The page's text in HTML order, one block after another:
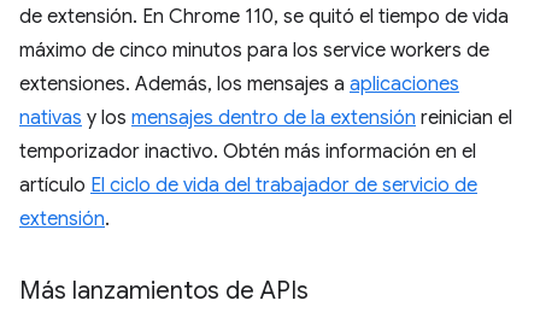
de extensión. En Chrome 110, se quitó el tiempo de vida
máximo de cinco minutos para los service workers de
extensiones. Además, los mensajes a aplicaciones
nativas y los mensajes dentro de la extensión reinician el
temporizador inactivo. Obtén más información en el
artículo El ciclo de vida del trabajador de servicio de
extensión.
Más lanzamientos de APIs